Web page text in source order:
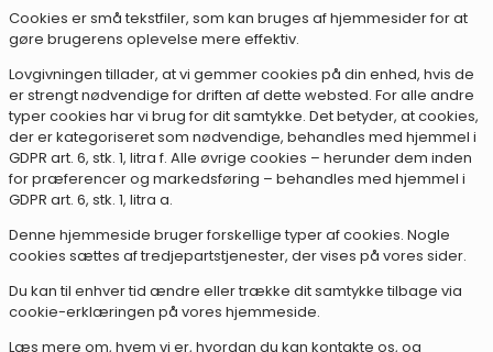
Cookies er små tekstfiler, som kan bruges af hjemmesider for at
gøre brugerens oplevelse mere effektiv.
Lovgivningen tillader, at vi gemmer cookies på din enhed, hvis de
er strengt nødvendige for driften af dette websted. For alle andre
typer cookies har vi brug for dit samtykke. Det betyder, at cookies,
der er kategoriseret som nødvendige, behandles med hjemmel i
GDPR art. 6, stk. 1, litra f. Alle øvrige cookies – herunder dem inden
for præferencer og markedsføring – behandles med hjemmel i
GDPR art. 6, stk. 1, litra a.
Denne hjemmeside bruger forskellige typer af cookies. Nogle
cookies sættes af tredjepartstjenester, der vises på vores sider.
Du kan til enhver tid ændre eller trække dit samtykke tilbage via
cookie-erklæringen på vores hjemmeside.
Læs mere om, hvem vi er, hvordan du kan kontakte os, og